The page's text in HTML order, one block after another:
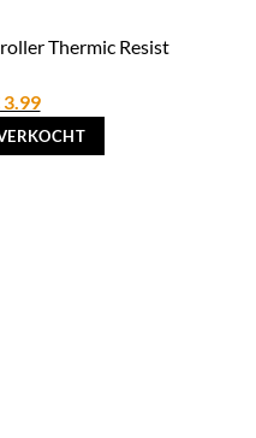
Thermic Resist
3.99Huidige
prijs
is: